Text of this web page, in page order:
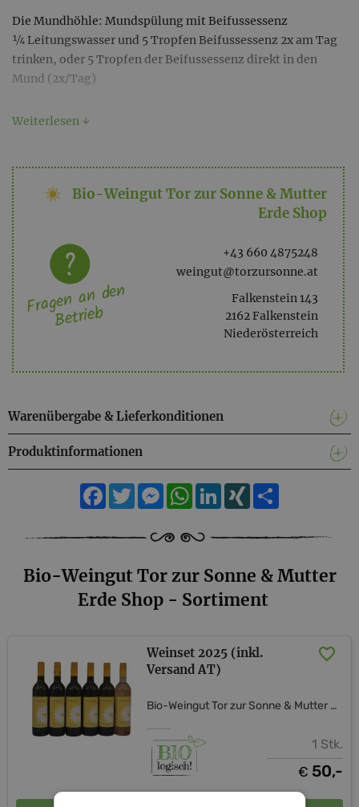
Die Mundhöhle: Mundspülung mit Beifussessenz
¼ Leitungswasser und 5 Tropfen Beifussessenz 2x am Tag
trinken, oder 5 Tropfen der Beifussessenz direkt in den
Mund (2x/Tag)
VERWENDUNG: Du kannst diese Essenz auf beliebigen
Beifuss in hauseigenem Bio- Weintraubenbrand angesetzt.
Weiterlesen ↓
Bio-Weingut Tor zur Sonne & Mutter
Erde Shop
+43 660 4875248
weingut@torzursonne.at
Falkenstein 143
2162 Falkenstein
Niederösterreich
Fragen an den
Betrieb
Warenübergabe & Lieferkonditionen
Produktinformationen
Facebook
TwitterMessengerWhatsApp
LinkedIn
XING
Bio-Weingut Tor zur Sonne & Mutter
Erde Shop - Sortiment
Weinset 2025 (inkl.
Versand AT)
Bio-Weingut Tor zur Sonne & Mutter Erde Shop
1 Stk.
€ 50,-